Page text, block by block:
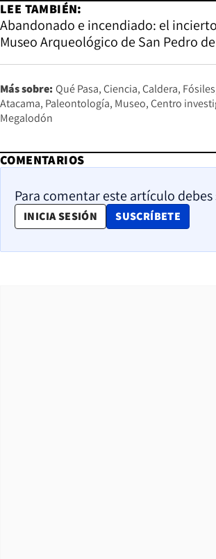
LEE TAMBIÉN:
Abandonado e incendiado: el
Museo Arqueológico de San Pedro
Más sobre: Qué Pasa Ciencia Caldera Fósiles
Atacama Paleontología Museo Centro
Megalodón
COMENTARIOS
Para comentar este artículo
INICIA SESIÓN SUSCRÍBETE
OPENS IN NEW